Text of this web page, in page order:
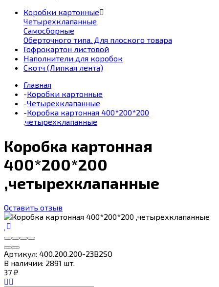
Коробки картонные
Четырехклапанные
Самосборные
Оберточного типа. Для плоского товара
Гофрокартон листовой
Наполнители для коробок
Скотч (Липкая лента)
Главная
-Коробки картонные
-Четырехклапанные
-Коробка картонная 400*200*200
,четырехклапанные
Коробка картонная
400*200*200
,четырехклапанные
Оставить отзыв
Артикул: 400.200.200-23В2SO
В наличии: 2891 шт.
37 ₽